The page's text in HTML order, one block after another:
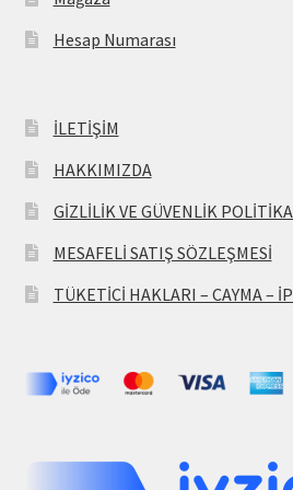
Hesap Numarası
İLETİŞİM
HAKKIMIZDA
GİZLİLİK VE GÜVENLİK
MESAFELİ SATIŞ SÖZLEŞMESİ
TÜKETİCİ HAKLARI – CAYMA –